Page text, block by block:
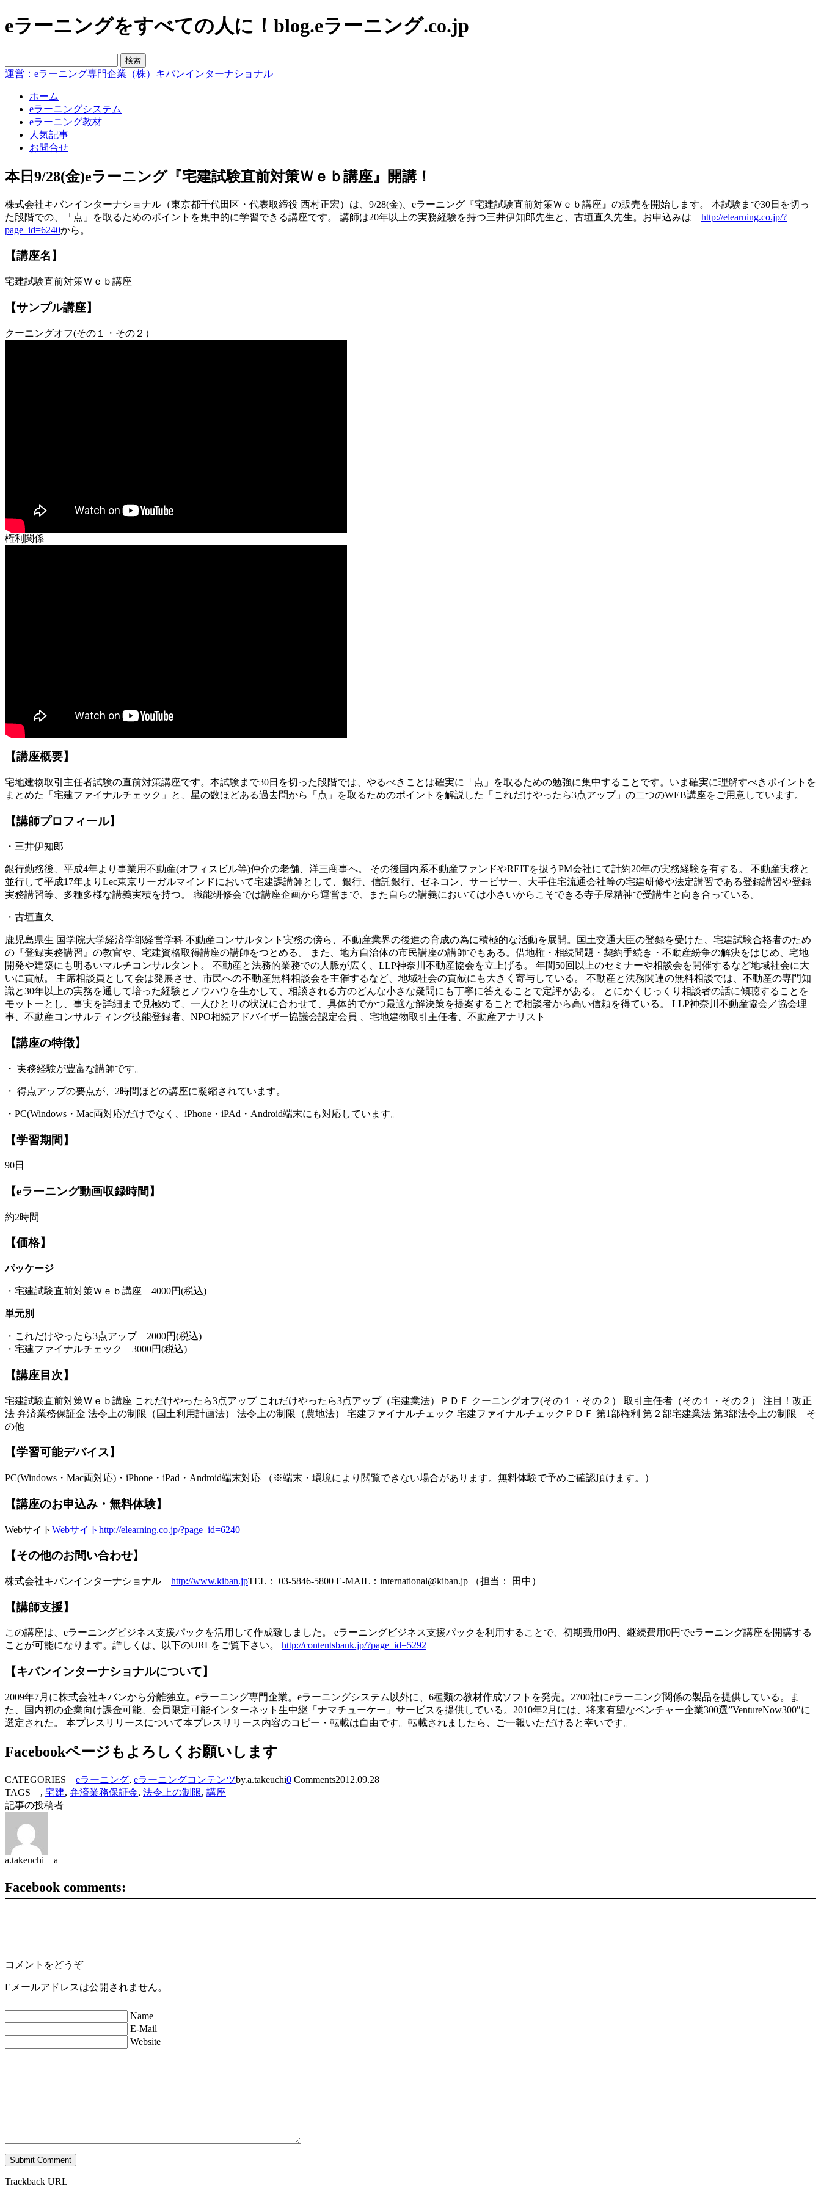
eラーニングをすべての人に！blog.eラーニング.co.jp
運営：eラーニング専門企業（株）キバンインターナショナル
ホーム
eラーニングシステム
eラーニング教材
人気記事
お問合せ
本日9/28(金)eラーニング『宅建試験直前対策Ｗｅｂ講座』開講！
株式会社キバンインターナショナル（東京都千代田区・代表取締役 西村正宏）は、9/28(金)、eラーニング『宅建試験直前対策Ｗｅｂ講座』の販売を開始します。 本試験まで30日を切っ
た段階での、「点」を取るためのポイントを集中的に学習できる講座です。 講師は20年以上の実務経験を持つ三井伊知郎先生と、古垣直久先生。お申込みは http://elearning.co.jp/?
page_id=6240から。
【講座名】
宅建試験直前対策Ｗｅｂ講座
【サンプル講座】
クーニングオフ(その１・その２）
権利関係
【講座概要】
宅地建物取引主任者試験の直前対策講座です。本試験まで30日を切った段階では、やるべきことは確実に「点」を取るための勉強に集中することです。いま確実に理解すべきポイントを
まとめた「宅建ファイナルチェック」と、星の数ほどある過去問から「点」を取るためのポイントを解説した「これだけやったら3点アップ」の二つのWEB講座をご用意しています。
【講師プロフィール】
・三井伊知郎
銀行勤務後、平成4年より事業用不動産(オフィスビル等)仲介の老舗、洋三商事へ。 その後国内系不動産ファンドやREITを扱うPM会社にて計約20年の実務経験を有する。 不動産実務と
並行して平成17年よりLec東京リーガルマインドにおいて宅建課講師として、銀行、信託銀行、ゼネコン、サービサー、大手住宅流通会社等の宅建研修や法定講習である登録講習や登録
実務講習等、多種多様な講義実積を持つ。 職能研修会では講座企画から運営まで、また自らの講義においては小さいからこそできる寺子屋精神で受講生と向き合っている。
・古垣直久
鹿児島県生 国学院大学経済学部経営学科 不動産コンサルタント実務の傍ら、不動産業界の後進の育成の為に積極的な活動を展開。国土交通大臣の登録を受けた、宅建試験合格者のため
の『登録実務講習』の教官や、宅建資格取得講座の講師をつとめる。 また、地方自治体の市民講座の講師でもある。借地権・相続問題・契約手続き・不動産紛争の解決をはじめ、宅地
開発や建築にも明るいマルチコンサルタント。 不動産と法務的業務での人脈が広く、LLP神奈川不動産協会を立上げる。 年間50回以上のセミナーや相談会を開催するなど地域社会に大
いに貢献。 主席相談員として会は発展させ、市民への不動産無料相談会を主催するなど、地域社会の貢献にも大きく寄与している。 不動産と法務関連の無料相談では、不動産の専門知
識と30年以上の実務を通して培った経験とノウハウを生かして、相談される方のどんな小さな疑問にも丁寧に答えることで定評がある。 とにかくじっくり相談者の話に傾聴することを
モットーとし、事実を詳細まで見極めて、一人ひとりの状況に合わせて、具体的でかつ最適な解決策を提案することで相談者から高い信頼を得ている。 LLP神奈川不動産協会／協会理
事、不動産コンサルティング技能登録者、NPO相続アドバイザー協議会認定会員 、宅地建物取引主任者、不動産アナリスト
【講座の特徴】
・ 実務経験が豊富な講師です。
・ 得点アップの要点が、2時間ほどの講座に凝縮されています。
・PC(Windows・Mac両対応)だけでなく、iPhone・iPAd・Android端末にも対応しています。
【学習期間】
90日
【eラーニング動画収録時間】
約2時間
【価格】
パッケージ
・宅建試験直前対策Ｗｅｂ講座 4000円(税込)
単元別
・これだけやったら3点アップ 2000円(税込)
・宅建ファイナルチェック 3000円(税込)
【講座目次】
宅建試験直前対策Ｗｅｂ講座 これだけやったら3点アップ これだけやったら3点アップ（宅建業法）ＰＤＦ クーニングオフ(その１・その２） 取引主任者（その１・その２） 注目！改正
法 弁済業務保証金 法令上の制限（国土利用計画法） 法令上の制限（農地法） 宅建ファイナルチェック 宅建ファイナルチェックＰＤＦ 第1部権利 第２部宅建業法 第3部法令上の制限 そ
の他
【学習可能デバイス】
PC(Windows・Mac両対応)・iPhone・iPad・Android端末対応 （※端末・環境により閲覧できない場合があります。無料体験で予めご確認頂けます。）
【講座のお申込み・無料体験】
Webサイト Webサイトhttp://elearning.co.jp/?page_id=6240
【その他のお問い合わせ】
株式会社キバンインターナショナル http://www.kiban.jpTEL： 03-5846-5800 E-MAIL：international@kiban.jp （担当： 田中）
【講師支援】
この講座は、eラーニングビジネス支援パックを活用して作成致しました。 eラーニングビジネス支援パックを利用することで、初期費用0円、継続費用0円でeラーニング講座を開講する
ことが可能になります。詳しくは、以下のURLをご覧下さい。 http://contentsbank.jp/?page_id=5292
【キバンインターナショナルについて】
2009年7月に株式会社キバンから分離独立。eラーニング専門企業。eラーニングシステム以外に、6種類の教材作成ソフトを発売。2700社にeラーニング関係の製品を提供している。ま
た、国内初の企業向け課金可能、会員限定可能インターネット生中継「ナマチューケー」サービスを提供している。2010年2月には、将来有望なベンチャー企業300選”VentureNow300″に
選定された。 本プレスリリースについて本プレスリリース内容のコピー・転載は自由です。転載されましたら、ご一報いただけると幸いです。
Facebookページもよろしくお願いします
CATEGORIES eラーニング, eラーニングコンテンツby.a.takeuchi0 Comments2012.09.28
TAGS , 宅建, 弁済業務保証金, 法令上の制限, 講座
記事の投稿者
a.takeuchi a
Facebook comments:
コメントをどうぞ
Eメールアドレスは公開されません。
Name
E-Mail
Website
Trackback URL